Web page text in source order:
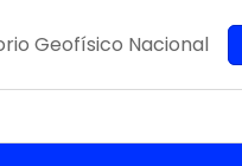
Geofísico Nacional